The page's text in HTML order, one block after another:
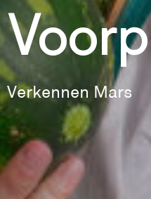
Verkennen Mars